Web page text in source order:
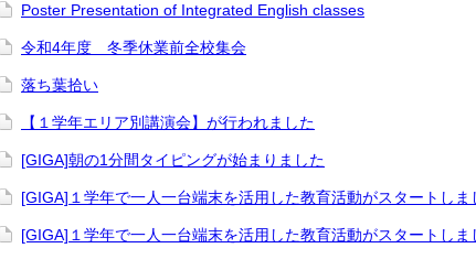
Poster Presentation of Integrated English classes
令和4年度 冬季休業前全校集会
落ち葉拾い
【１学年エリア別講演会】が行われました
[GIGA]朝の1分間タイピングが始まりました
[GIGA]１学年で一人一台端末を活用した教育活動がスタートしま
[GIGA]１学年で一人一台端末を活用した教育活動がスタートしま